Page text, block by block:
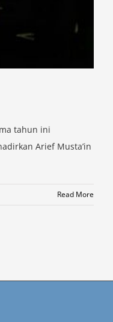
tahun ini
Arief Musta’in
Read More